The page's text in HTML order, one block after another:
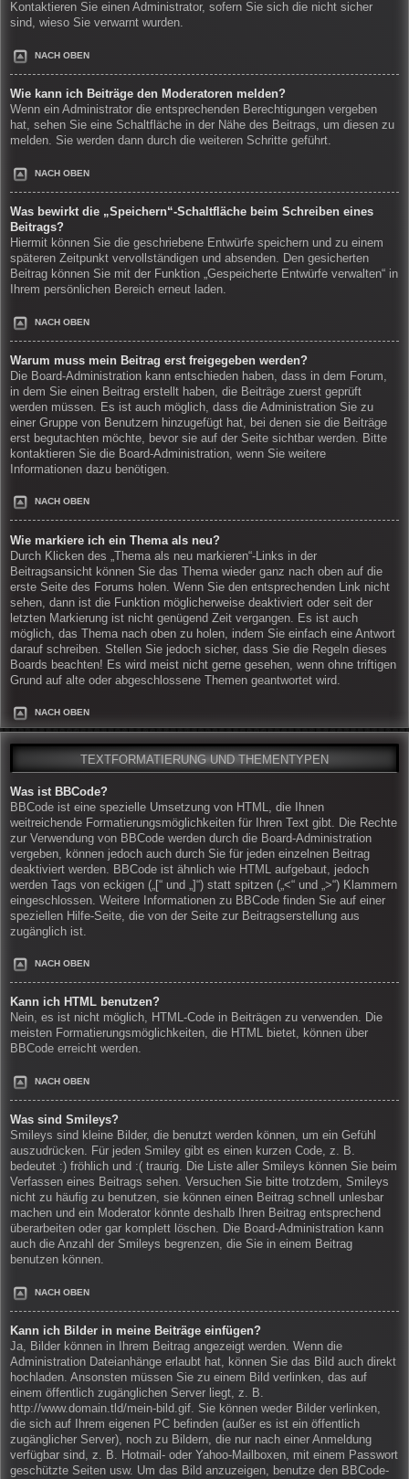
Kontaktieren Sie einen Administrator, sofern Sie sich die nicht sicher
sind, wieso Sie verwarnt wurden.
NACH OBEN
Wie kann ich Beiträge den Moderatoren melden?
Wenn ein Administrator die entsprechenden Berechtigungen vergeben
hat, sehen Sie eine Schaltfläche in der Nähe des Beitrags, um diesen zu
melden. Sie werden dann durch die weiteren Schritte geführt.
NACH OBEN
Was bewirkt die „Speichern“-Schaltfläche beim Schreiben eines
Beitrags?
Hiermit können Sie die geschriebene Entwürfe speichern und zu einem
späteren Zeitpunkt vervollständigen und absenden. Den gesicherten
Beitrag können Sie mit der Funktion „Gespeicherte Entwürfe verwalten“ in
Ihrem persönlichen Bereich erneut laden.
NACH OBEN
Warum muss mein Beitrag erst freigegeben werden?
Die Board-Administration kann entschieden haben, dass in dem Forum,
in dem Sie einen Beitrag erstellt haben, die Beiträge zuerst geprüft
werden müssen. Es ist auch möglich, dass die Administration Sie zu
einer Gruppe von Benutzern hinzugefügt hat, bei denen sie die Beiträge
erst begutachten möchte, bevor sie auf der Seite sichtbar werden. Bitte
kontaktieren Sie die Board-Administration, wenn Sie weitere
Informationen dazu benötigen.
NACH OBEN
Wie markiere ich ein Thema als neu?
Durch Klicken des „Thema als neu markieren“-Links in der
Beitragsansicht können Sie das Thema wieder ganz nach oben auf die
erste Seite des Forums holen. Wenn Sie den entsprechenden Link nicht
sehen, dann ist die Funktion möglicherweise deaktiviert oder seit der
letzten Markierung ist nicht genügend Zeit vergangen. Es ist auch
möglich, das Thema nach oben zu holen, indem Sie einfach eine Antwort
darauf schreiben. Stellen Sie jedoch sicher, dass Sie die Regeln dieses
Boards beachten! Es wird meist nicht gerne gesehen, wenn ohne triftigen
Grund auf alte oder abgeschlossene Themen geantwortet wird.
NACH OBEN
TEXTFORMATIERUNG UND THEMENTYPEN
Was ist BBCode?
BBCode ist eine spezielle Umsetzung von HTML, die Ihnen
weitreichende Formatierungsmöglichkeiten für Ihren Text gibt. Die Rechte
zur Verwendung von BBCode werden durch die Board-Administration
vergeben, können jedoch auch durch Sie für jeden einzelnen Beitrag
deaktiviert werden. BBCode ist ähnlich wie HTML aufgebaut, jedoch
werden Tags von eckigen („[“ und „]“) statt spitzen („<“ und „>“) Klammern
eingeschlossen. Weitere Informationen zu BBCode finden Sie auf einer
speziellen Hilfe-Seite, die von der Seite zur Beitragserstellung aus
zugänglich ist.
NACH OBEN
Kann ich HTML benutzen?
Nein, es ist nicht möglich, HTML-Code in Beiträgen zu verwenden. Die
meisten Formatierungsmöglichkeiten, die HTML bietet, können über
BBCode erreicht werden.
NACH OBEN
Was sind Smileys?
Smileys sind kleine Bilder, die benutzt werden können, um ein Gefühl
auszudrücken. Für jeden Smiley gibt es einen kurzen Code, z. B.
bedeutet :) fröhlich und :( traurig. Die Liste aller Smileys können Sie beim
Verfassen eines Beitrags sehen. Versuchen Sie bitte trotzdem, Smileys
nicht zu häufig zu benutzen, sie können einen Beitrag schnell unlesbar
machen und ein Moderator könnte deshalb Ihren Beitrag entsprechend
überarbeiten oder gar komplett löschen. Die Board-Administration kann
auch die Anzahl der Smileys begrenzen, die Sie in einem Beitrag
benutzen können.
NACH OBEN
Kann ich Bilder in meine Beiträge einfügen?
Ja, Bilder können in Ihrem Beitrag angezeigt werden. Wenn die
Administration Dateianhänge erlaubt hat, können Sie das Bild auch direkt
hochladen. Ansonsten müssen Sie zu einem Bild verlinken, das auf
einem öffentlich zugänglichen Server liegt, z. B.
http://www.domain.tld/mein-bild.gif. Sie können weder Bilder verlinken,
die sich auf Ihrem eigenen PC befinden (außer es ist ein öffentlich
zugänglicher Server), noch zu Bildern, die nur nach einer Anmeldung
verfügbar sind, z. B. Hotmail- oder Yahoo-Mailboxen, mit einem Passwort
geschützte Seiten usw. Um das Bild anzuzeigen, benutze den BBCode-